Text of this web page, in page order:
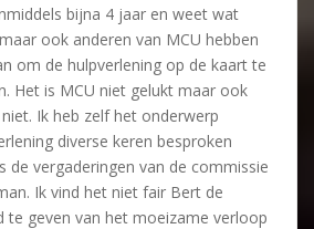
bijna 4 jaar en weet wat
ook anderen van MCU hebben
om de hulpverlening op de kaart te
Het is MCU niet gelukt maar ook
Ik heb zelf het onderwerp
diverse keren besproken
de vergaderingen van de commissie
Ik vind het niet fair Bert de
te geven van het moeizame verloop